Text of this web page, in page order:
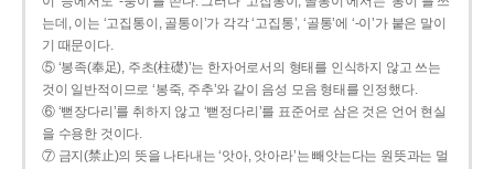
는데, 이는 ‘고집통이, 골통이’가 각각 ‘고집통’, ‘골통’에 ‘-이’가 붙은 말이
기 때문이다.
⑤ ‘봉족(奉足), 주초(柱礎)’는 한자어로서의 형태를 인식하지 않고 쓰는
것이 일반적이므로 ‘봉죽, 주추’와 같이 음성 모음 형태를 인정했다.
⑥ ‘뻗장다리’를 취하지 않고 ‘뻗정다리’를 표준어로 삼은 것은 언어 현실
을 수용한 것이다.
⑦ 금지(禁止)의 뜻을 나타내는 ‘앗아, 앗아라’는 빼앗는다는 원뜻과는 멀